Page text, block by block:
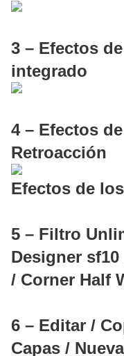
3 – Efectos
integrado
4 – Efectos
Retroacción
Efectos de
5 – Filtro
Designer sf10
/ Corner Half
6 – Editar /
Capas /